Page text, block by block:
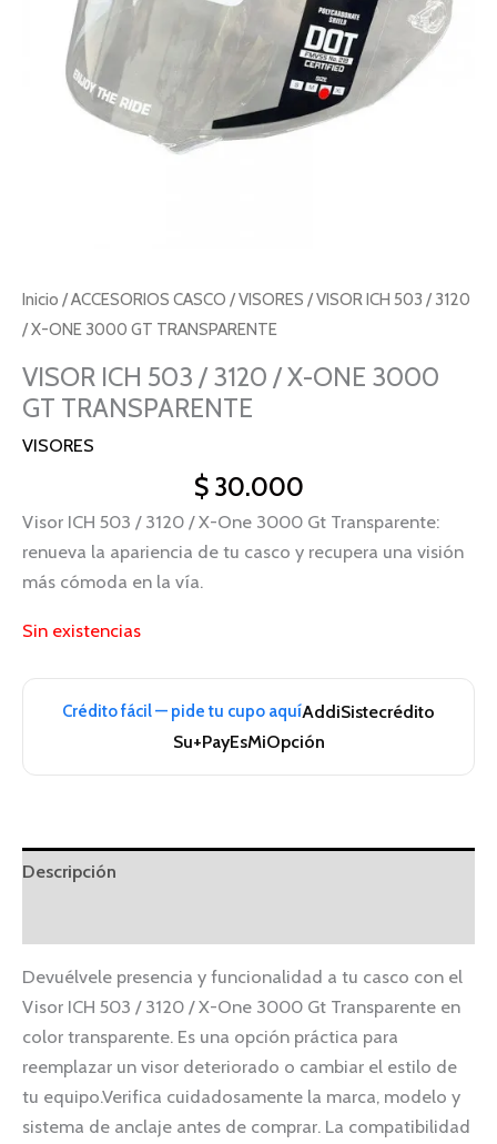
Inicio /ACCESORIOS CASCO /VISORES / VISOR ICH 503 / 3120
/ X-ONE 3000 GT TRANSPARENTE
VISOR ICH 503 / 3120 / X-ONE 3000
GT TRANSPARENTE
VISORES
$30.000
Visor ICH 503 / 3120 / X-One 3000 Gt Transparente:
renueva la apariencia de tu casco y recupera una visión
más cómoda en la vía.
Sin existencias
Crédito fácil — pide tu cupo aquíAddiSistecrédito
Su+PayEsMiOpción
Descripción
Devuélvele presencia y funcionalidad a tu casco con el
Visor ICH 503 / 3120 / X-One 3000 Gt Transparente en
color transparente. Es una opción práctica para
reemplazar un visor deteriorado o cambiar el estilo de
tu equipo.Verifica cuidadosamente la marca, modelo y
sistema de anclaje antes de comprar. La compatibilidad